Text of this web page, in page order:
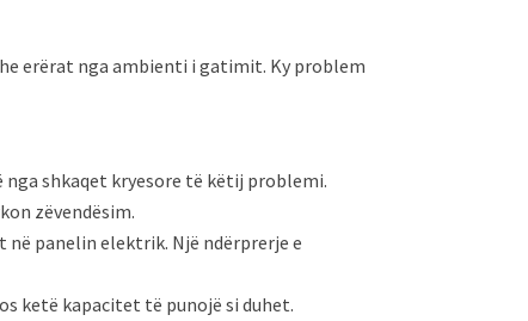
erërat nga ambienti i gatimit. Ky problem
shkaqet kryesore të këtij problemi.
zëvendësim.
panelin elektrik. Një ndërprerje e
ketë kapacitet të punojë si duhet.